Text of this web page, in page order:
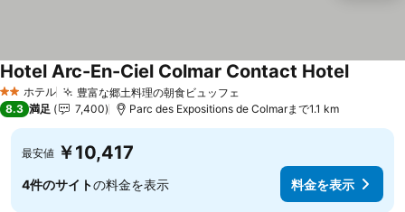
2 ホテルのランク
ホテル 豊富な郷土料理の朝食ビュッフェ
Hotel Arc-En-Ciel Colmar Contact Hotel
8.3 満足 7,400 Parc des Expositions de Colmarまで1.1 km
最安値 ￥10,417
4件のサイトの料金を表示 料金を表示